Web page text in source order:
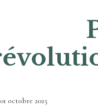
01 octobre 2025